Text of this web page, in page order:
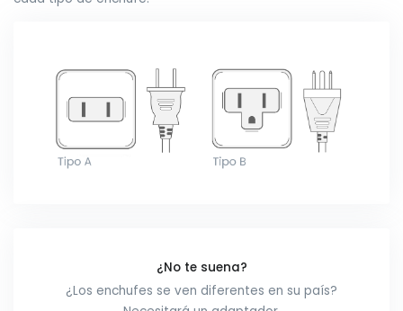
¿No te suena?
¿Los enchufes se ven diferentes en su país?